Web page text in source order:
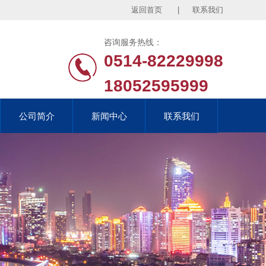
返回首页 联系我们
咨询服务热线：
0514-82229998
18052595999
公司简介
公司简介 新闻中心
新闻中心 联系我们
联系我们